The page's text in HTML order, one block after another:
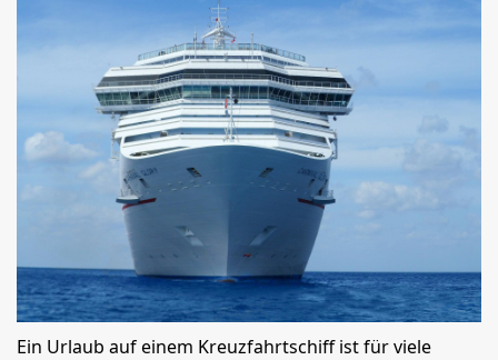
Ein Urlaub auf einem Kreuzfahrtschiff ist für viele